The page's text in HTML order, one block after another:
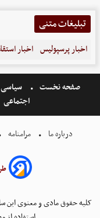
تبلیغات متنی
اخبار پرسپولیس اخبار
صفحه نخست سیاسی
اجتماعی
درباره ما مرامنامه
کلیه حقوق مادی و معنوی این